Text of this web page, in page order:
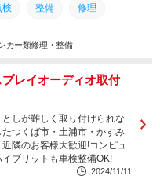
検 整備 修理
カー類修理・整備
レイオーディオ取付
しが難しく取り付けられな
つくば市・土浦市・かすみ
隣のお客様大歓迎!コンピュ
ブリットも車検整備OK!
2024/11/11